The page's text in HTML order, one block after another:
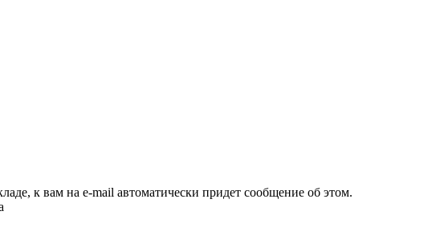
к вам на e-mail автоматически придет сообщение об этом.